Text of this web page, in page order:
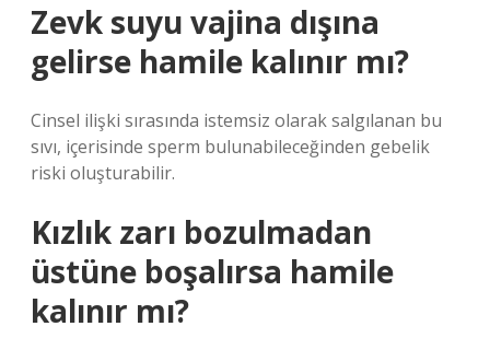
Zevk suyu vajina dışına
gelirse hamile kalınır mı?
Cinsel ilişki sırasında istemsiz olarak salgılanan bu
sıvı, içerisinde sperm bulunabileceğinden gebelik
riski oluşturabilir.
Kızlık zarı bozulmadan
üstüne boşalırsa hamile
kalınır mı?